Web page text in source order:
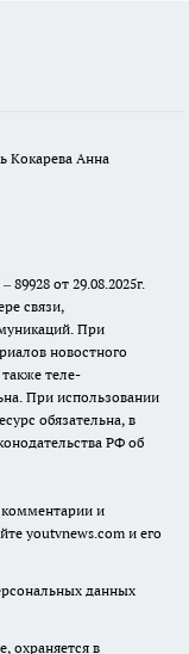
Кокарева Анна
от 29.08.2025г.
связи,
При
новостного
теле-
При использовании
обязательна, в
РФ об
комментарии и
youtvnews.com и его
данных
охраняется в